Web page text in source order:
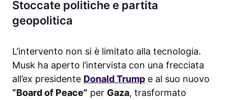
Stoccate politiche e partita
geopolitica
L’intervento non si è limitato alla tecnologia.
Musk ha aperto l’intervista con una frecciata
all’ex presidente Donald Trump e al suo nuovo
“Board of Peace” per Gaza, trasformato